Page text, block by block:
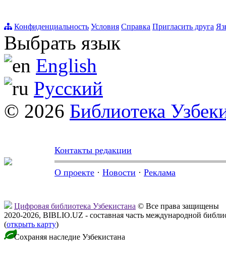
Конфиденциальность Условия Справка Пригласить друга
Выбрать язык
English
Русский
© 2026 Библиотека
Контакты редакции
О проекте · Новости · Реклама
Цифровая библиотека Узбекистана © Все права защищены
2020-2026, BIBLIO.UZ - составная часть международной
(открыть карту)
Сохраняя наследие Узбекистана